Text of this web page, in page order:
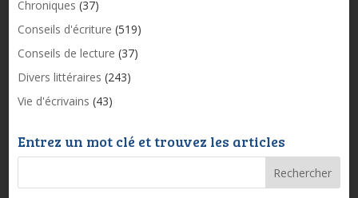
Chroniques (37)
Conseils d'écriture (519)
Conseils de lecture (37)
Divers littéraires (243)
Vie d'écrivains (43)
Entrez un mot clé et trouvez les articles